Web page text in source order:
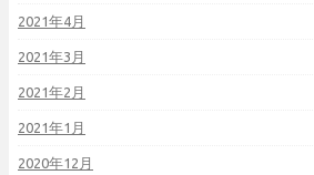
2021年4月
2021年3月
2021年2月
2021年1月
2020年12月